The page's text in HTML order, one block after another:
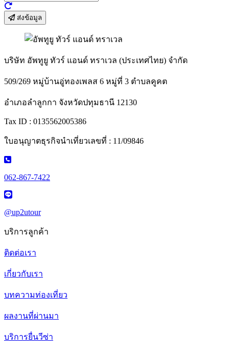
ส่งข้อมูล
บริษัท อัพทูยู ทัวร์ แอนด์ ทราเวล (ประเทศไทย) จำกัด
509/269 หมู่บ้านอู่ทองเพลส 6 หมู่ที่ 3 ตำบลคูคต
อำเภอลำลูกกา จังหวัดปทุมธานี 12130
Tax ID : 0135562005386
ใบอนุญาตธุรกิจนำเที่ยวเลขที่ : 11/09846
062-867-7422
@up2utour
บริการลูกค้า
ติดต่อเรา
เกี่ยวกับเรา
บทความท่องเที่ยว
ผลงานที่ผ่านมา
บริการยื่นวีซ่า